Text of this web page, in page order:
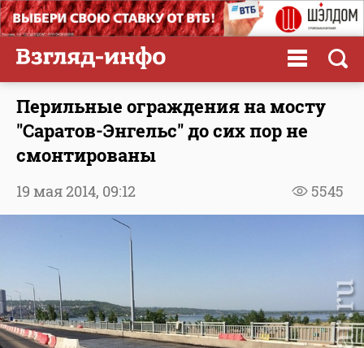
Перильные ограждения на мосту
"Саратов-Энгельс" до сих пор не
смонтированы
5545
19 мая 2014, 09:12